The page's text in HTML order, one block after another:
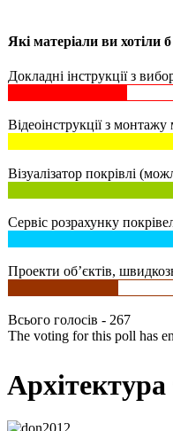
Які матеріали ви хотіли
Докладні інструкції з
Відеоінструкції з
Візуалізатор покрівлі
Сервіс розрахунку
Проекти об’єктів,
Всього голосів - 267
The voting for this poll has